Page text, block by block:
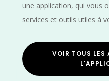
une application, qui vous
services et outils utiles à
VOIR TOUS LES